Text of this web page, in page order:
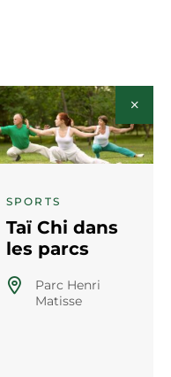
SPORTS
Taï Chi dans
les parcs
Parc Henri
Matisse